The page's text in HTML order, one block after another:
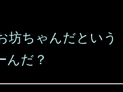
坊ちゃんだという
んだ？